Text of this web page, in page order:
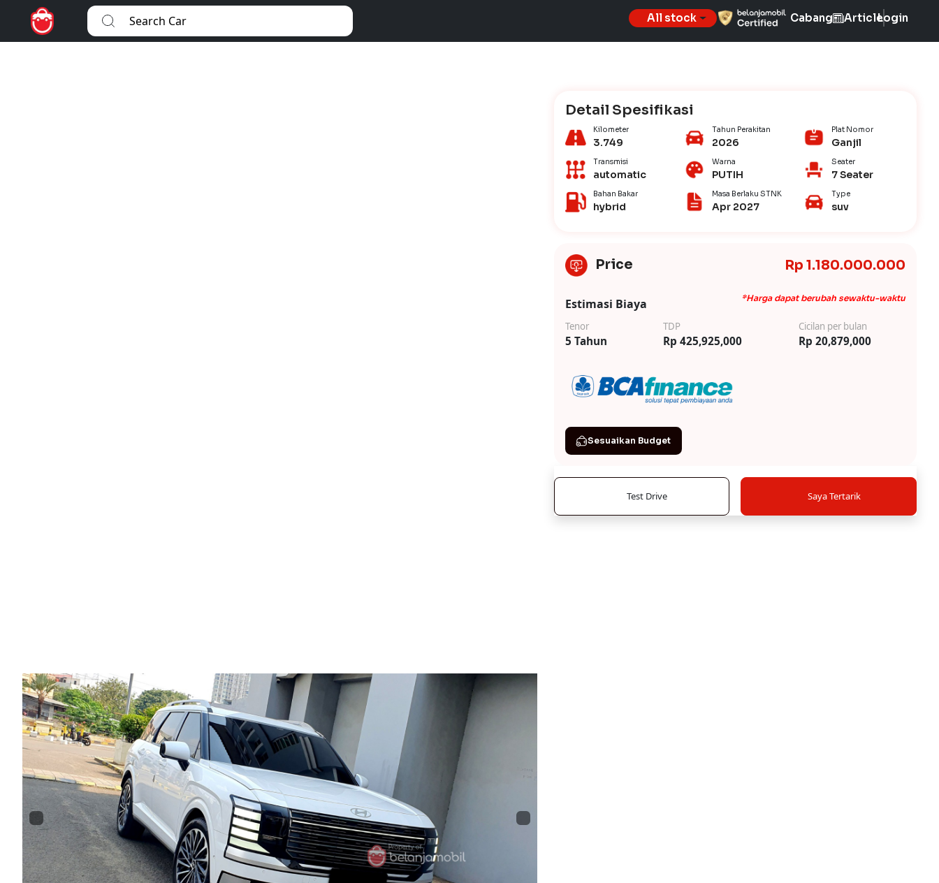
All stock Cabang ArticleLogin
Detail Spesifikasi
Kilometer
3.749
Tahun Perakitan
2026
Plat Nomor
Ganjil
Transmisi
automatic
Warna
PUTIH
Seater
7 Seater
Bahan Bakar
hybrid
Masa Berlaku STNK
Apr 2027
Type
suv
Price Rp 1.180.000.000
Estimasi Biaya *Harga dapat berubah sewaktu-waktu
Tenor
5 Tahun
TDP
Rp 425,925,000
Cicilan per bulan
Rp 20,879,000
Sesuaikan Budget
Test Drive Saya Tertarik